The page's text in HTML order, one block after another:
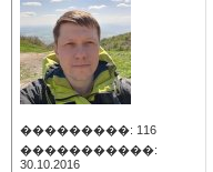
���������: 116
�����������:
30.10.2016